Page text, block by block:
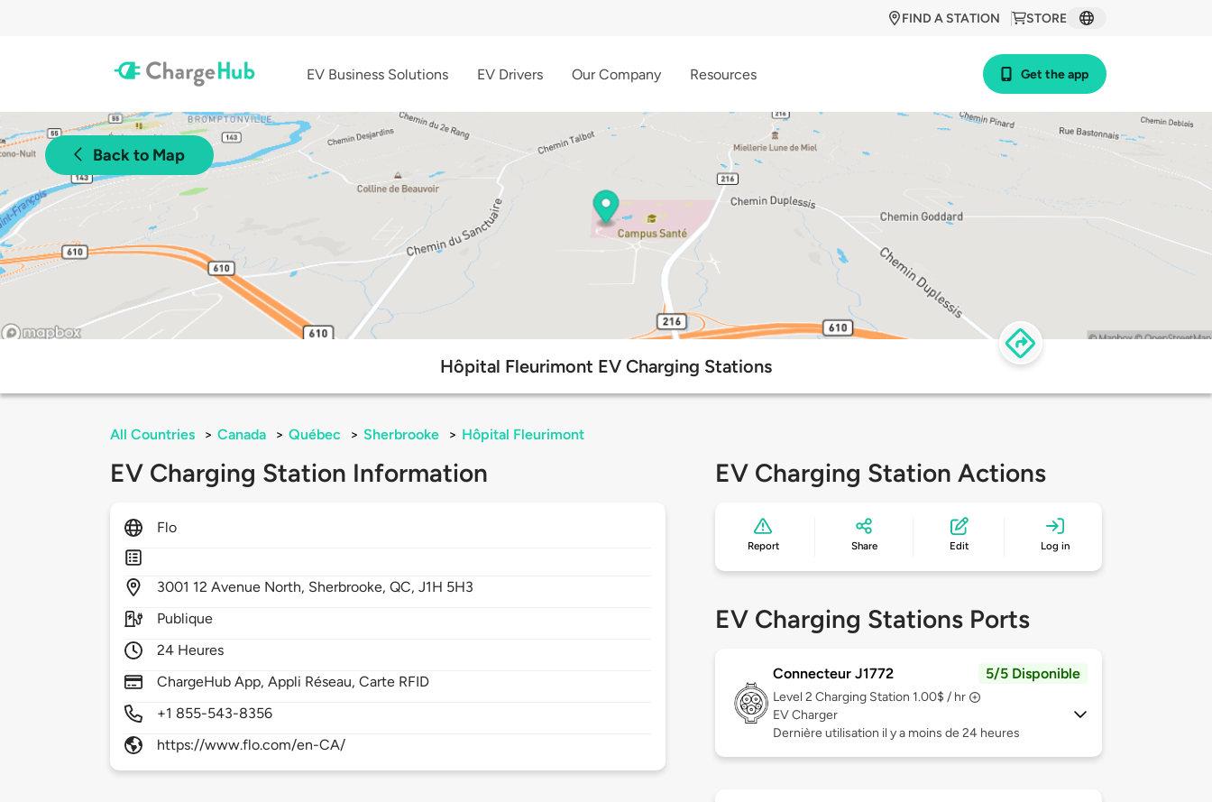
STORE
FIND A STATION
EV Business Solutions EV Drivers Our Company Resources Get the app
Back to Map
Hôpital Fleurimont EV Charging Stations
All Countries > Canada > Québec > Sherbrooke > Hôpital Fleurimont
EV Charging Station Information
Flo
3001 12 Avenue North, Sherbrooke,QC,J1H 5H3
Publique
24 Heures
ChargeHub App, Appli Réseau, Carte RFID
+1 855-543-8356
https://www.flo.com/en-CA/
EV Charging Station Actions
Report Share Edit Log in
EV Charging Stations Ports
Connecteur J1772 5/5 Disponible
Level 2 Charging Station 1.00$ / hr
EV Charger
Dernière utilisation il y a moins de 24 heures